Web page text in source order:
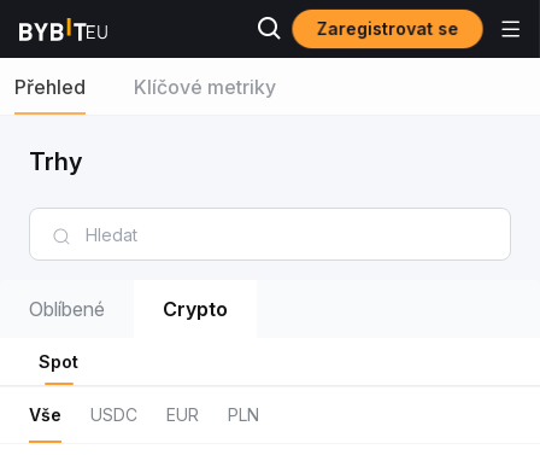
Zaregistrovat se
Přehled Klíčové metriky
Trhy
Oblíbené Crypto
Spot
Vše USDC EUR PLN